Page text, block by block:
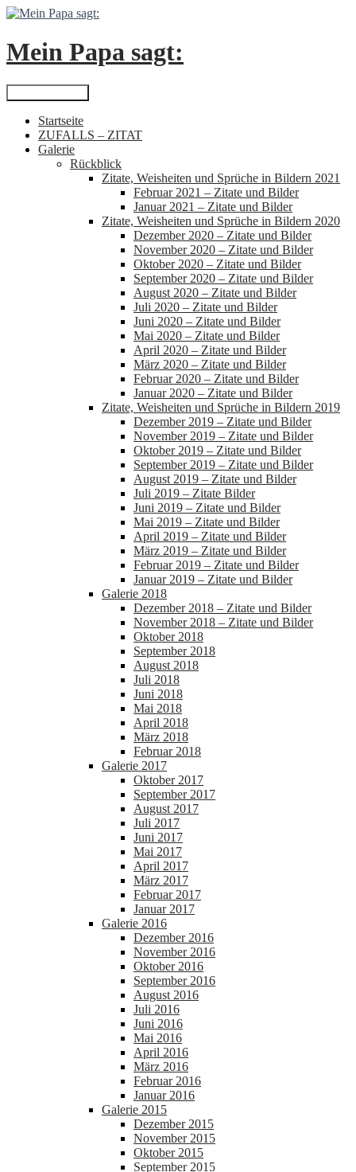
Zum
springen
Mein Papa sagt:
Suchen
Startseite
ZUFALLS – ZITAT
Galerie
Rückblick
Zitate, Weisheiten und Sprüche in Bildern 2021
Februar 2021 – Zitate und Bilder
Januar 2021 – Zitate und Bilder
Zitate, Weisheiten und Sprüche in Bildern 2020
Dezember 2020 – Zitate und Bilder
November 2020 – Zitate und Bilder
Oktober 2020 – Zitate und Bilder
September 2020 – Zitate und Bilder
August 2020 – Zitate und Bilder
Juli 2020 – Zitate und Bilder
Juni 2020 – Zitate und Bilder
Mai 2020 – Zitate und Bilder
April 2020 – Zitate und Bilder
März 2020 – Zitate und Bilder
Februar 2020 – Zitate und Bilder
Januar 2020 – Zitate und Bilder
Zitate, Weisheiten und Sprüche in Bildern 2019
Dezember 2019 – Zitate und Bilder
November 2019 – Zitate und Bilder
Oktober 2019 – Zitate und Bilder
September 2019 – Zitate und Bilder
August 2019 – Zitate und Bilder
Juli 2019 – Zitate Bilder
Juni 2019 – Zitate und Bilder
Mai 2019 – Zitate und Bilder
April 2019 – Zitate und Bilder
März 2019 – Zitate und Bilder
Februar 2019 – Zitate und Bilder
Januar 2019 – Zitate und Bilder
Galerie 2018
Dezember 2018 – Zitate und Bilder
November 2018 – Zitate und Bilder
Oktober 2018
September 2018
August 2018
Juli 2018
Juni 2018
Mai 2018
April 2018
März 2018
Februar 2018
Galerie 2017
Oktober 2017
September 2017
August 2017
Juli 2017
Juni 2017
Mai 2017
April 2017
März 2017
Februar 2017
Januar 2017
Galerie 2016
Dezember 2016
November 2016
Oktober 2016
September 2016
August 2016
Juli 2016
Juni 2016
Mai 2016
April 2016
März 2016
Februar 2016
Januar 2016
Galerie 2015
Dezember 2015
November 2015
Oktober 2015
September 2015